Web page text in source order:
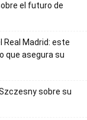
el futuro de
Real Madrid: este
que asegura su
sobre su